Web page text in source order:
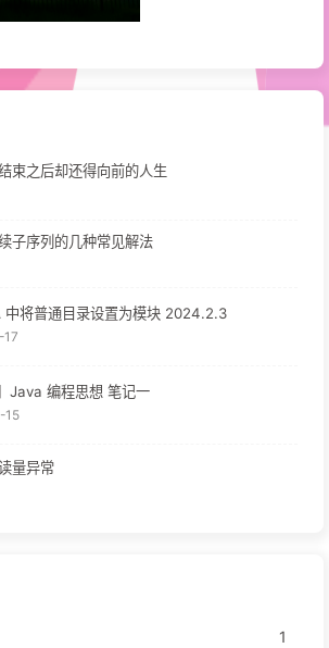
束之后却还得向前的人生
子序列的几种常见解法
中将普通目录设置为模块 2024.2.3
17
Java 编程思想 笔记一
15
量异常
1